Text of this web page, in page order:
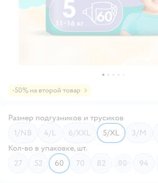
-50% на второй товар
Размер подгузников и трусиков
1/NB
4/L 6/XXL 5/XL 3/M
Кол-во в упаковке, шт.
27
52 60 70 82 90 94